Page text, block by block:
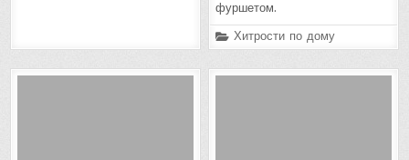
фуршетом.
Posted
in
Хитрости по дому